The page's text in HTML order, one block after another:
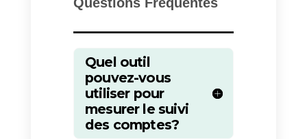
WhatsApp est un canal très
et que vous devez faire attention
à la façon dont vous traitez les
clients B2B.